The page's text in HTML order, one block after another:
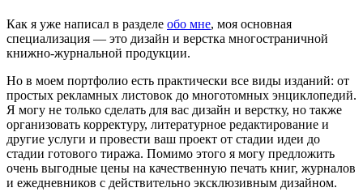
Как я уже написал в разделе обо мне, моя основная
специализация — это дизайн и верстка многостраничной
книжно-журнальной продукции.
Но в моем портфолио есть практически все виды изданий: от
простых рекламных листовок до многотомных энциклопедий.
Я могу не только сделать для вас дизайн и верстку, но также
организовать корректуру, литературное редактирование и
другие услуги и провести ваш проект от стадии идеи до
стадии готового тиража. Помимо этого я могу предложить
очень выгодные цены на качественную печать книг, журналов
и ежедневников с действительно эксклюзивным дизайном.